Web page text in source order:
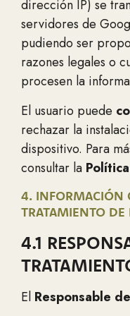
dirección IP) se
servidores de
pudiendo ser
razones legales o
procesen la
El usuario puede
rechazar la
dispositivo. Para
consultar la
4. INFORMACIÓN
TRATAMIENTO DE
4.1
El Responsable